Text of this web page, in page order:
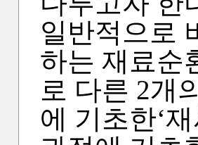
일반적으로
하는 재료순
로 다른 2개
에 기초한‘